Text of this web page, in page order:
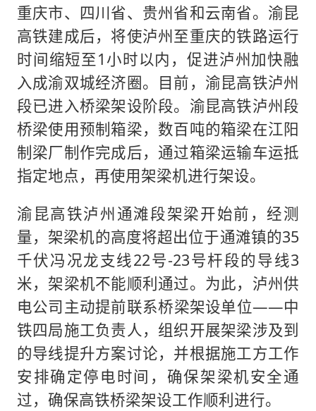
重庆市、四川省、贵州省和云南省。渝昆
高铁建成后，将使泸州至重庆的铁路运行
时间缩短至1小时以内，促进泸州加快融
入成渝双城经济圈。目前，渝昆高铁泸州
段已进入桥梁架设阶段。渝昆高铁泸州段
桥梁使用预制箱梁，数百吨的箱梁在江阳
制梁厂制作完成后，通过箱梁运输车运抵
指定地点，再使用架梁机进行架设。
渝昆高铁泸州通滩段架梁开始前，经测
量，架梁机的高度将超出位于通滩镇的35
千伏冯况龙支线22号-23号杆段的导线3
米，架梁机不能顺利通过。为此，泸州供
电公司主动提前联系桥梁架设单位——中
铁四局施工负责人，组织开展架梁涉及到
的导线提升方案讨论，并根据施工方工作
安排确定停电时间，确保架梁机安全通
过，确保高铁桥梁架设工作顺利进行。